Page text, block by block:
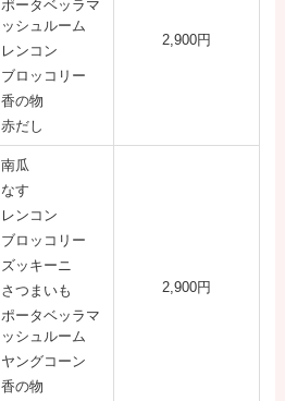
ポータベッラマ
ッシュルーム
レンコン
ブロッコリー
香の物
赤だし
2,900円
南瓜
なす
レンコン
ブロッコリー
ズッキーニ
さつまいも
ポータベッラマ
ッシュルーム
ヤングコーン
香の物
2,900円